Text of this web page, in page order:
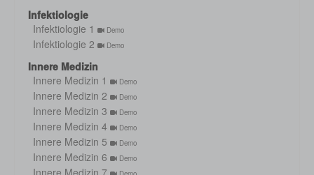
Infektiologie
Infektiologie 1
Demo
Infektiologie 2 Demo
Innere Medizin
Innere Medizin 1
Demo
Innere Medizin 2 Demo
Innere Medizin 3 Demo
Innere Medizin 4 Demo
Innere Medizin 5 Demo
Innere Medizin 6 Demo
Innere Medizin 7